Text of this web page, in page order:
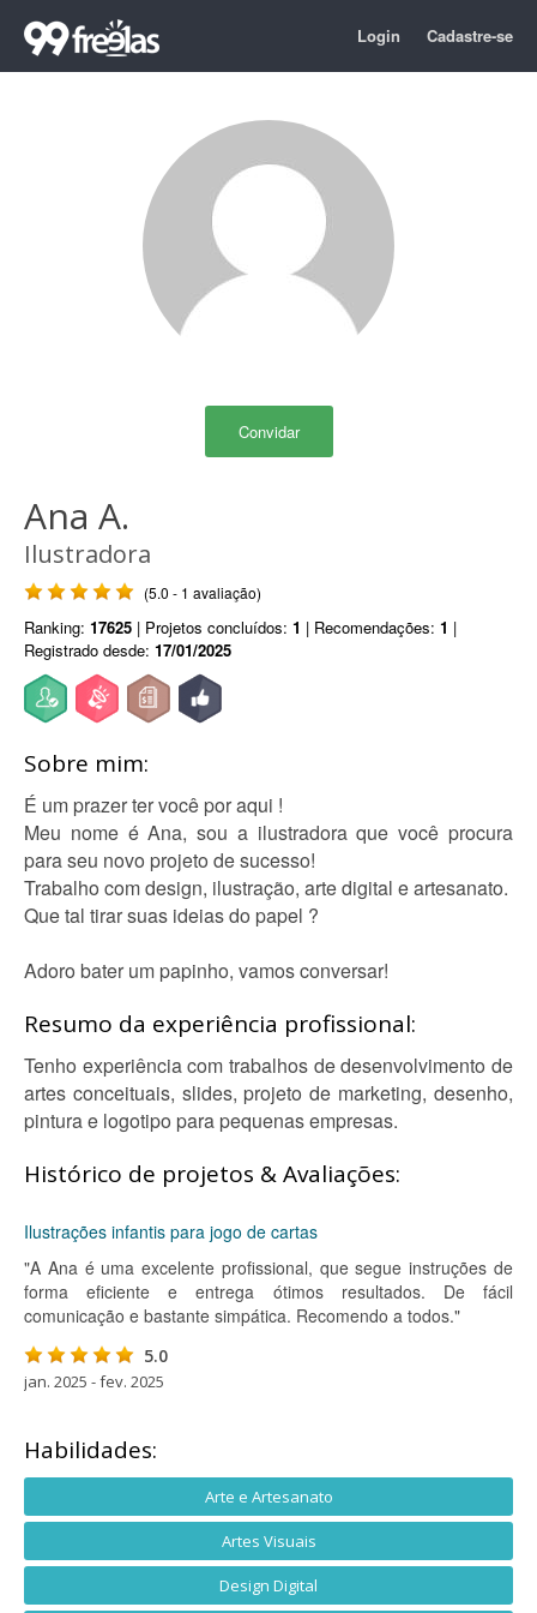
Login Cadastre-se
Convidar
Ana A.
Ilustradora
(5.0 - 1 avaliação)
Ranking: 17625 | Projetos concluídos: 1 | Recomendações: 1 |
Registrado desde: 17/01/2025
Sobre mim:
É um prazer ter você por aqui !
Meu nome é Ana, sou a ilustradora que você procura
para seu novo projeto de sucesso!
Trabalho com design, ilustração, arte digital e artesanato.
Que tal tirar suas ideias do papel ?
Adoro bater um papinho, vamos conversar!
Resumo da experiência profissional:
Tenho experiência com trabalhos de desenvolvimento de
artes conceituais, slides, projeto de marketing, desenho,
pintura e logotipo para pequenas empresas.
Histórico de projetos & Avaliações:
Ilustrações infantis para jogo de cartas
"A Ana é uma excelente profissional, que segue instruções de
forma eficiente e entrega ótimos resultados. De fácil
comunicação e bastante simpática. Recomendo a todos."
5.0
jan. 2025 - fev. 2025
Habilidades:
Arte e Artesanato
Artes Visuais
Design Digital